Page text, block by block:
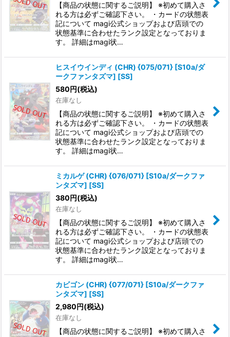
【商品の状態に関するご説明】 ※初めて購入さ
れる方は必ずご確認下さい。 ・カードの状態表
記について magi公式ショップおよび店頭での
状態基準に合わせたランク設定となっておりま
す。 詳細はmagi状…
ヒスイウインディ (CHR) {075/071} [S10a/ダ
ークファンタズマ] [SS]
580円(税込)
在庫なし
【商品の状態に関するご説明】 ※初めて購入さ
れる方は必ずご確認下さい。 ・カードの状態表
記について magi公式ショップおよび店頭での
状態基準に合わせたランク設定となっておりま
す。 詳細はmagi状…
ミカルゲ (CHR) {076/071} [S10a/ダークファ
ンタズマ] [SS]
380円(税込)
在庫なし
【商品の状態に関するご説明】 ※初めて購入さ
れる方は必ずご確認下さい。 ・カードの状態表
記について magi公式ショップおよび店頭での
状態基準に合わせたランク設定となっておりま
す。 詳細はmagi状…
カビゴン (CHR) {077/071} [S10a/ダークファ
ンタズマ] [SS]
2,980円(税込)
在庫なし
【商品の状態に関するご説明】 ※初めて購入さ